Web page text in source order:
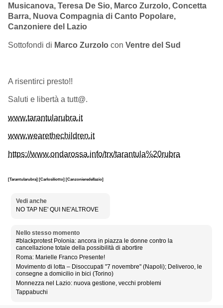
Musicanova, Teresa De Sio, Marco Zurzolo, Concetta
Barra, Nuova Compagnia di Canto Popolare,
Canzoniere del Lazio
Sottofondi di Marco Zurzolo con Ventre del Sud
A risentirci presto!!
Saluti e libertà a tutt@.
www.tarantularubra.it
www.wearethechildren.it
https://www.ondarossa.info/trx/tarantula%20rubra
[Tarantularubra] [Carlosiliotto] [Canzonieredellazio]
Vedi anche
NO TAP NE' QUI NE'ALTROVE
Nello stesso momento
#blackprotest Polonia: ancora in piazza le donne contro la
cancellazione totale della possibilità di abortire
Roma: Marielle Franco Presente!
Movimento di lotta – Disoccupati "7 novembre" (Napoli); Deliveroo, le
consegne a domicilio in bici (Torino)
Monnezza nel Lazio: nuova gestione, vecchi problemi
Tappabuchi